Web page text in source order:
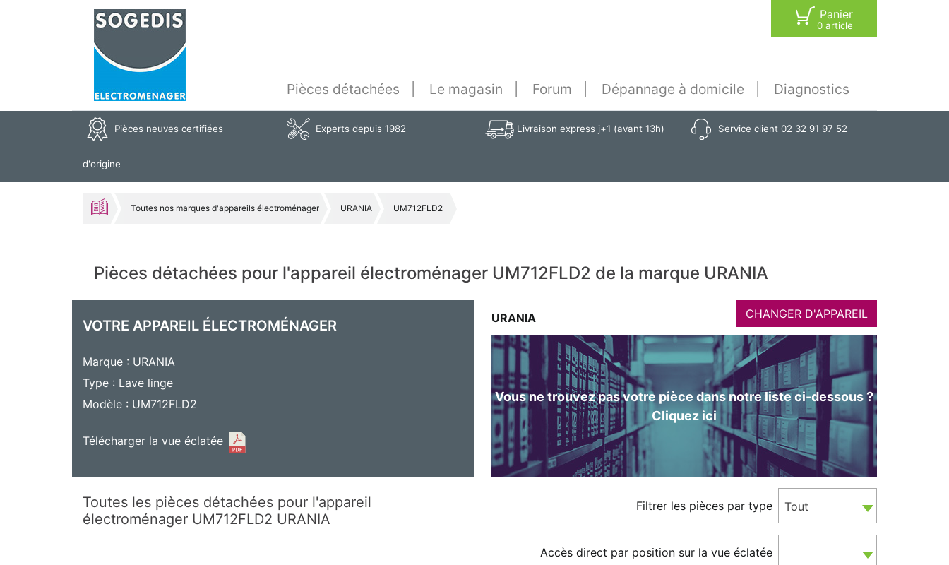
Panier
0 article
Pièces détachées Le magasin Forum Dépannage à domicile Diagnostics
Pièces neuves certifiées
d'origine
Experts depuis 1982 Livraison express j+1 (avant 13h) Service client 02 32 91 97 52
Toutes nos marques d'appareils électroménager URANIA UM712FLD2
Pièces détachées pour l'appareil électroménager UM712FLD2 de la marque URANIA
VOTRE APPAREIL ÉLECTROMÉNAGER
Marque : URANIA
Type : Lave linge
Modèle : UM712FLD2
Télécharger la vue éclatée
URANIA CHANGER D'APPAREIL
Vous ne trouvez pas votre pièce dans notre liste ci-dessous ?
Cliquez ici
Toutes les pièces détachées pour l'appareil
électroménager UM712FLD2 URANIA
Filtrer les pièces par type Tout
Accès direct par position sur la vue éclatée